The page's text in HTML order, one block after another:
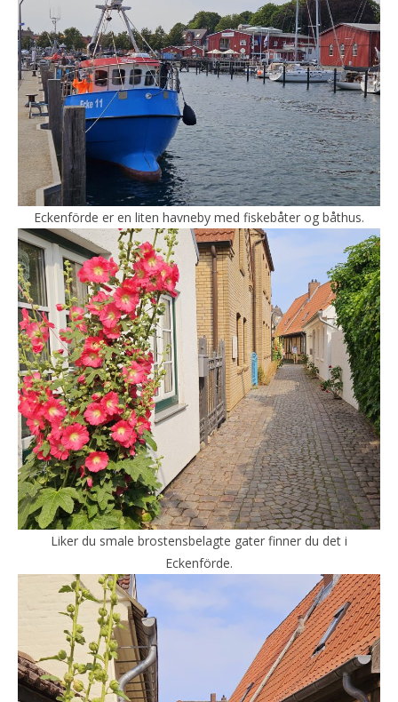
Eckenförde er en liten havneby med fiskebåter og båthus.
Liker du smale brostensbelagte gater finner du det i
Eckenförde.